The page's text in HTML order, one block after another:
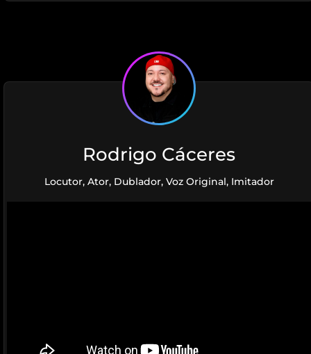
Rodrigo Cáceres
Locutor, Ator, Dublador, Voz Original, Imitador